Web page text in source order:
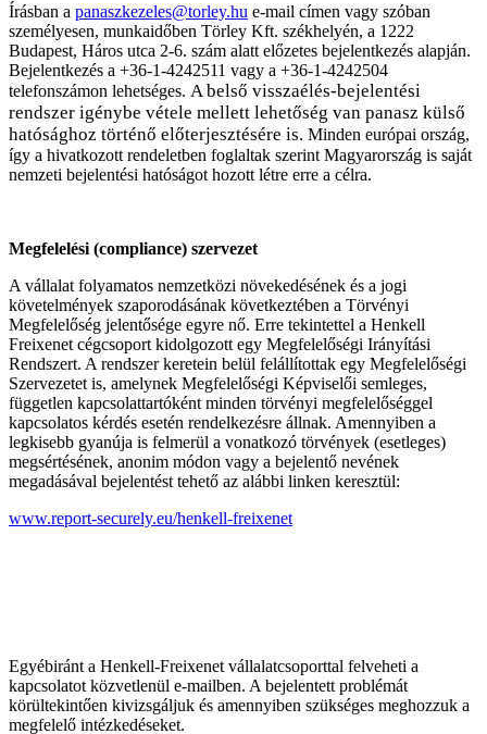
Írásban a panaszkezeles@torley.hu e-mail címen vagy szóban
személyesen, munkaidőben Törley Kft. székhelyén, a 1222
Budapest, Háros utca 2-6. szám alatt előzetes bejelentkezés alapján.
Bejelentkezés a +36-1-4242511 vagy a +36-1-4242504
telefonszámon lehetséges. A belső visszaélés-bejelentési
rendszer igénybe vétele mellett lehetőség van panasz külső
hatósághoz történő előterjesztésére is. Minden európai ország,
így a hivatkozott rendeletben foglaltak szerint Magyarország is saját
nemzeti bejelentési hatóságot hozott létre erre a célra.
Megfelelési (compliance) szervezet
A vállalat folyamatos nemzetközi növekedésének és a jogi
követelmények szaporodásának következtében a Törvényi
Megfelelőség jelentősége egyre nő. Erre tekintettel a Henkell
Freixenet cégcsoport kidolgozott egy Megfelelőségi Irányítási
Rendszert. A rendszer keretein belül felállítottak egy Megfelelőségi
Szervezetet is, amelynek Megfelelőségi Képviselői semleges,
független kapcsolattartóként minden törvényi megfelelőséggel
kapcsolatos kérdés esetén rendelkezésre állnak. Amennyiben a
legkisebb gyanúja is felmerül a vonatkozó törvények (esetleges)
megsértésének, anonim módon vagy a bejelentő nevének
megadásával bejelentést tehető az alábbi linken keresztül:
www.report-securely.eu/henkell-freixenet
Egyébiránt a Henkell-Freixenet vállalatcsoporttal felveheti a
kapcsolatot közvetlenül e-mailben. A bejelentett problémát
körültekintően kivizsgáljuk és amennyiben szükséges meghozzuk a
megfelelő intézkedéseket.